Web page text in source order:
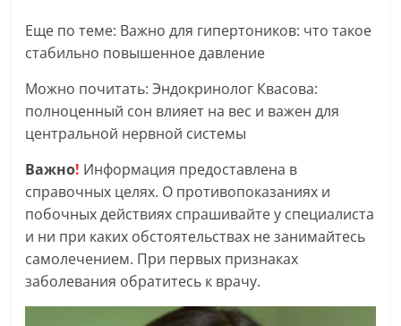
Еще по теме: Важно для гипертоников: что такое
стабильно повышенное давление
Можно почитать: Эндокринолог Квасова:
полноценный сон влияет на вес и важен для
центральной нервной системы
Важно! Информация предоставлена в
справочных целях. О противопоказаниях и
побочных действиях спрашивайте у специалиста
и ни при каких обстоятельствах не занимайтесь
самолечением. При первых признаках
заболевания обратитесь к врачу.